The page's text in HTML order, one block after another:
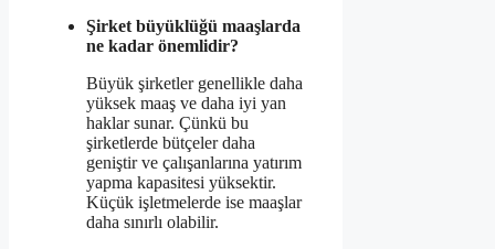
Şirket büyüklüğü maaşlarda
ne kadar önemlidir?
Büyük şirketler genellikle daha
yüksek maaş ve daha iyi yan
haklar sunar. Çünkü bu
şirketlerde bütçeler daha
geniştir ve çalışanlarına yatırım
yapma kapasitesi yüksektir.
Küçük işletmelerde ise maaşlar
daha sınırlı olabilir.